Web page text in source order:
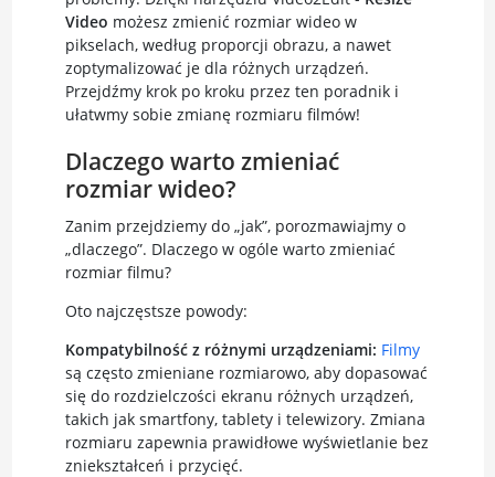
Video możesz zmienić rozmiar wideo w
pikselach, według proporcji obrazu, a nawet
zoptymalizować je dla różnych urządzeń.
Przejdźmy krok po kroku przez ten poradnik i
ułatwmy sobie zmianę rozmiaru filmów!
Dlaczego warto zmieniać
rozmiar wideo?
Zanim przejdziemy do „jak”, porozmawiajmy o
„dlaczego”. Dlaczego w ogóle warto zmieniać
rozmiar filmu?
Oto najczęstsze powody:
Kompatybilność z różnymi urządzeniami: Filmy
są często zmieniane rozmiarowo, aby dopasować
się do rozdzielczości ekranu różnych urządzeń,
takich jak smartfony, tablety i telewizory. Zmiana
rozmiaru zapewnia prawidłowe wyświetlanie bez
zniekształceń i przycięć.